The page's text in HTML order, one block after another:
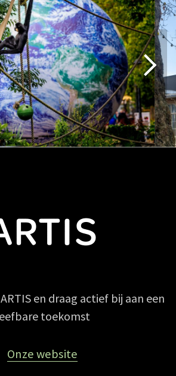
en draag actief bij aan een
toekomst
Onze website